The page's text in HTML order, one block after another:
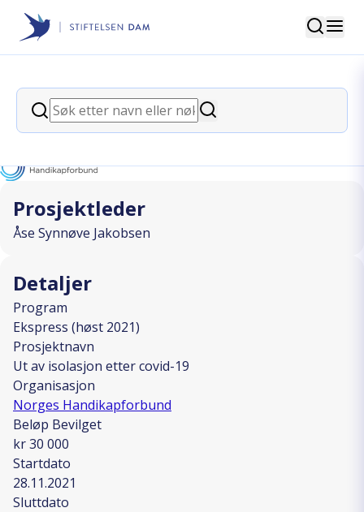
Stiftelsen Dam
Søk
Søk
Søk
back
Ut av isolasjon etter covid-19
Prosjektleder
Åse Synnøve Jakobsen
Detaljer
Program
Ekspress (høst 2021)
Prosjektnavn
Ut av isolasjon etter covid-19
Organisasjon
Norges Handikapforbund
Beløp Bevilget
kr 30 000
Startdato
28.11.2021
Sluttdato